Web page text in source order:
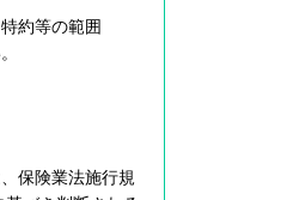
約等の範囲
保険業法施行規